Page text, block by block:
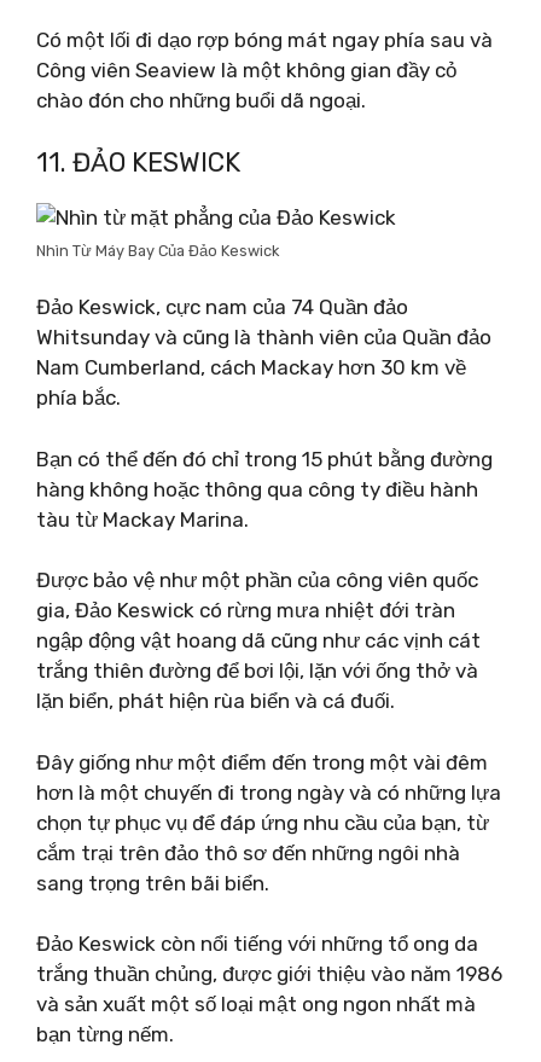
Có một lối đi dạo rợp bóng mát ngay phía sau và
Công viên Seaview là một không gian đầy cỏ
chào đón cho những buổi dã ngoại.
11. ĐẢO KESWICK
Nhìn Từ Máy Bay Của Đảo Keswick
Đảo Keswick, cực nam của 74 Quần đảo
Whitsunday và cũng là thành viên của Quần đảo
Nam Cumberland, cách Mackay hơn 30 km về
phía bắc.
Bạn có thể đến đó chỉ trong 15 phút bằng đường
hàng không hoặc thông qua công ty điều hành
tàu từ Mackay Marina.
Được bảo vệ như một phần của công viên quốc
gia, Đảo Keswick có rừng mưa nhiệt đới tràn
ngập động vật hoang dã cũng như các vịnh cát
trắng thiên đường để bơi lội, lặn với ống thở và
lặn biển, phát hiện rùa biển và cá đuối.
Đây giống như một điểm đến trong một vài đêm
hơn là một chuyến đi trong ngày và có những lựa
chọn tự phục vụ để đáp ứng nhu cầu của bạn, từ
cắm trại trên đảo thô sơ đến những ngôi nhà
sang trọng trên bãi biển.
Đảo Keswick còn nổi tiếng với những tổ ong da
trắng thuần chủng, được giới thiệu vào năm 1986
và sản xuất một số loại mật ong ngon nhất mà
bạn từng nếm.